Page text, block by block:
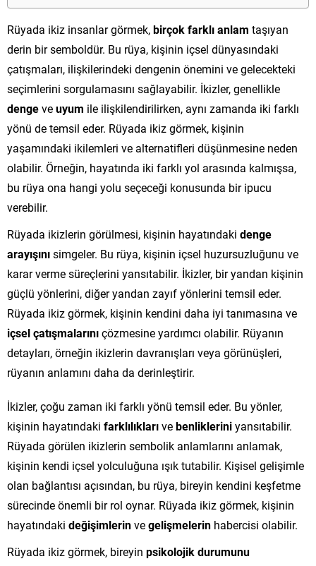
Rüyada ikiz insanlar görmek,birçok farklı anlam taşıyan
derin bir semboldür. Bu rüya, kişinin içsel dünyasındaki
çatışmaları, ilişkilerindeki dengenin önemini ve gelecekteki
seçimlerini sorgulamasını sağlayabilir. İkizler, genellikle
dengeveuyum ile ilişkilendirilirken, aynı zamanda iki farklı
yönü de temsil eder. Rüyada ikiz görmek, kişinin
yaşamındaki ikilemleri ve alternatifleri düşünmesine neden
olabilir. Örneğin, hayatında iki farklı yol arasında kalmışsa,
bu rüya ona hangi yolu seçeceği konusunda bir ipucu
verebilir.
Rüyada ikizlerin görülmesi, kişinin hayatındaki denge
arayışınısimgeler. Bu rüya, kişinin içsel huzursuzluğunu ve
karar verme süreçlerini yansıtabilir. İkizler, bir yandan kişinin
güçlü yönlerini, diğer yandan zayıf yönlerini temsil eder.
Rüyada ikiz görmek, kişinin kendini daha iyi tanımasına ve
içsel çatışmalarınıçözmesine yardımcı olabilir. Rüyanın
detayları, örneğin ikizlerin davranışları veya görünüşleri,
rüyanın anlamını daha da derinleştirir.
İkizler, çoğu zaman iki farklı yönü temsil eder. Bu yönler,
kişinin hayatındaki farklılıklarıvebenlikleriniyansıtabilir.
Rüyada görülen ikizlerin sembolik anlamlarını anlamak,
kişinin kendi içsel yolculuğuna ışık tutabilir. Kişisel gelişimle
olan bağlantısı açısından, bu rüya, bireyin kendini keşfetme
sürecinde önemli bir rol oynar. Rüyada ikiz görmek, kişinin
hayatındaki değişimlerinvegelişmelerin habercisi olabilir.
Rüyada ikiz görmek, bireyin psikolojik durumunu